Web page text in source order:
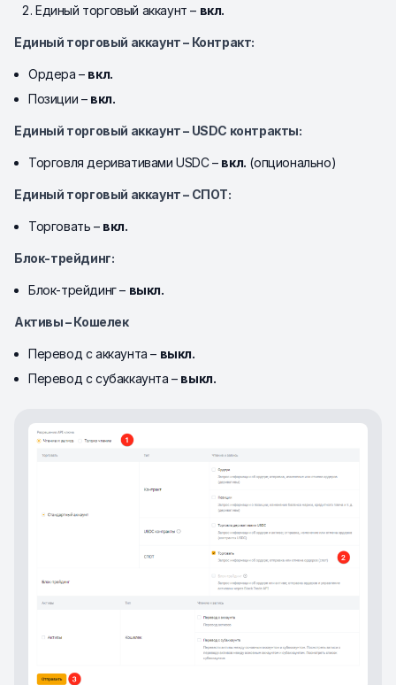
Единый торговый аккаунт – вкл.
Единый торговый аккаунт – Контракт:
Ордера – вкл.
Позиции – вкл.
Единый торговый аккаунт – USDC контракты:
Торговля деривативами USDC – вкл. (опционально)
Единый торговый аккаунт – СПОТ:
Торговать – вкл.
Блок-трейдинг:
Блок-трейдинг – выкл.
Активы – Кошелек
Перевод с аккаунта – выкл.
Перевод с субаккаунта – выкл.